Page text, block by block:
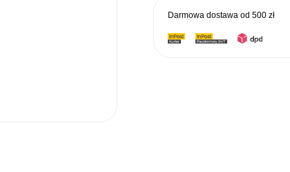
30gDarmowa dostawa od500 zł